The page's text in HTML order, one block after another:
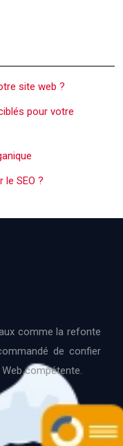
site web ?
pour votre
SEO ?
comme la refonte
de confier
compétente.